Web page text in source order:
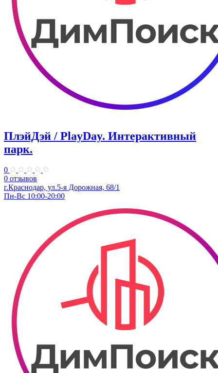
ПлэйДэй / PlayDay. ​Интерактивный
парк.
0
0 отзывов
г.Краснодар, ул.​5-я Дорожная, 68/1
Пн-Вс 10:00-20:00